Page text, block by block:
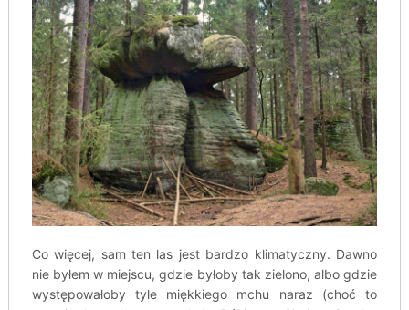
Co więcej, sam ten las jest bardzo klimatyczny. Dawno
nie byłem w miejscu, gdzie byłoby tak zielono, albo gdzie
występowałoby tyle miękkiego mchu naraz (choć to